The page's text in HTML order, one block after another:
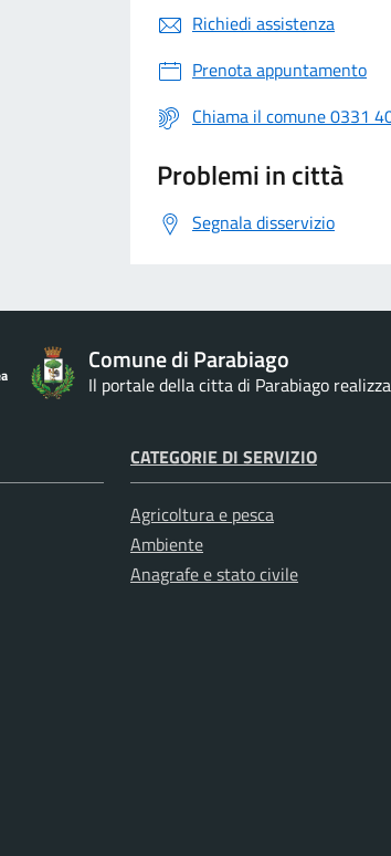
Richiedi assistenza
Prenota appuntamento
Chiama il comune 0331
Problemi in città
Segnala disservizio
Comune di Parabiago
Il portale della citta di Parabiago
CATEGORIE DI SERVIZIO
Agricoltura e pesca
Ambiente
Anagrafe e stato civile